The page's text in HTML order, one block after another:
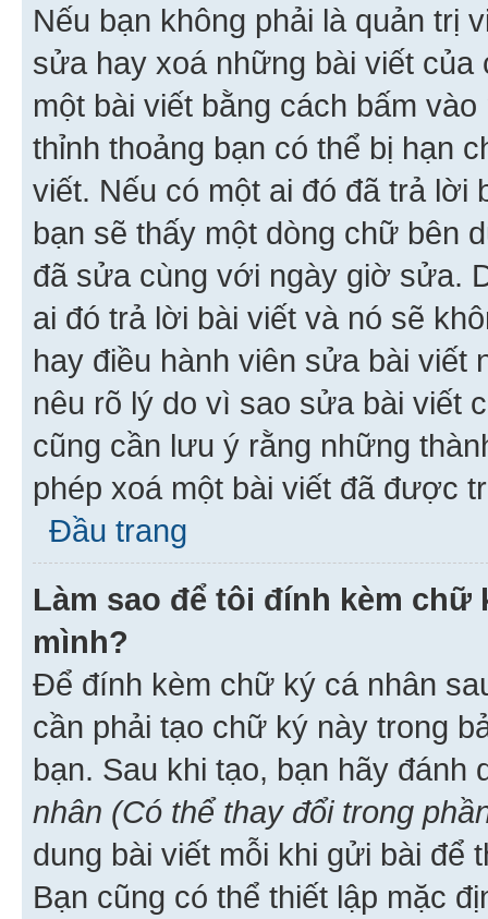
Nếu bạn không phải là quản trị
sửa hay xoá những bài viết
một bài viết bằng cách bấm
thỉnh thoảng bạn có thể bị hạn
viết. Nếu có một ai đó đã trả lời
bạn sẽ thấy một dòng chữ bên
đã sửa cùng với ngày giờ sửa.
ai đó trả lời bài viết và nó sẽ
hay điều hành viên sửa bài viết
nêu rõ lý do vì sao sửa bài viết
cũng cần lưu ý rằng những
phép xoá một bài viết đã được
Đầu trang
Làm sao để tôi đính kèm chữ
mình?
Để đính kèm chữ ký cá nhân
cần phải tạo chữ ký này trong
bạn. Sau khi tạo, bạn hãy
nhân (Có thể thay đổi trong
dung bài viết mỗi khi gửi bài để
Bạn cũng có thể thiết lập mặc